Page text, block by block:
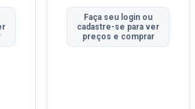
Faça seu login ou
cadastre-se para ver
preços e comprar